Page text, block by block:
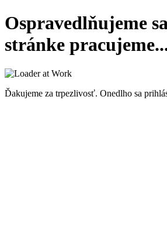
Ospravedlňujeme
stránke
Ďakujeme za trpezlivosť. Onedlho sa